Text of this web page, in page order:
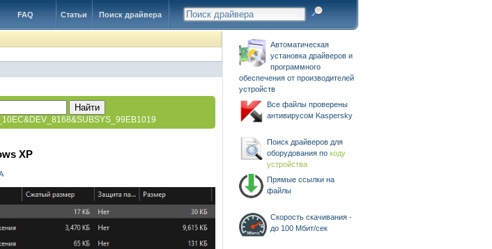
Поиск драйвера
Статьи
FAQ
Автоматическая
установка драйверов и
программного
обеспечения от производителей
устройств
Все файлы проверены
антивирусом Kaspersky
Поиск драйверов для
оборудования по коду
устройства
Прямые ссылки на
файлы
Скорость скачивания -
до 100 Мбит/сек
XP